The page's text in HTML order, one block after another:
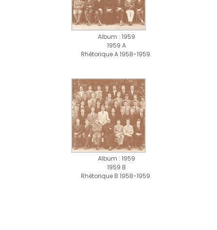
Album : 1959
1959 A
Rhétorique A 1958-1959.
Album : 1959
1959 B
Rhétorique B 1958-1959.